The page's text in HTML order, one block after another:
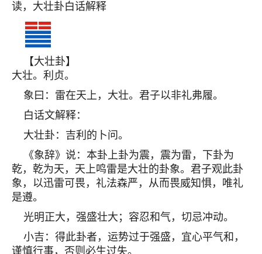
读，大壮卦白话解释
【大壮卦】
大壮。利贞。
象曰：雷在天上，大壮。君子以非礼弗履。
白话文解释：
大壮卦：吉利的卜问。
《象辞》说：本卦上卦为震，震为雷，下卦为
乾，乾为天，天上鸣雷是大壮的卦象。君子观此卦
象，以迅雷可畏，礼法森严，从而畏威知惧，唯礼
是遵。
光明正大，强盛壮大；容忍和气，切忌冲动。
小吉：得此卦者，运势过于强盛，宜心平气和，
谨慎行事，否则必生过失。